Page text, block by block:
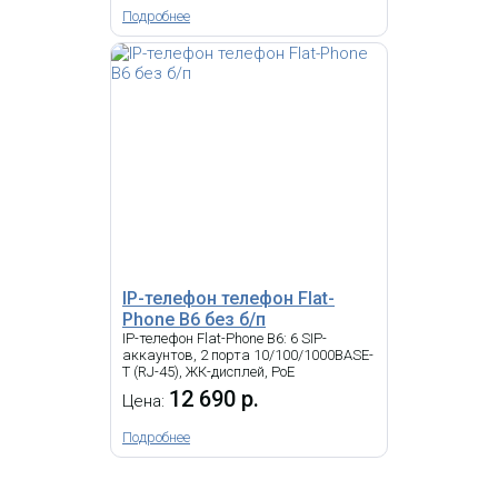
Цена:
р.
IP-телефон Snom D862
Подробнее
IP-телефон телефон Flat-
Phone B6 без б/п
IP-телефон Flat-Phone B6: 6 SIP-
аккаунтов, 2 порта 10/100/1000BASE-
T (RJ-45), ЖК-дисплей, PoE
Цена: 12 690 р.
Подробнее